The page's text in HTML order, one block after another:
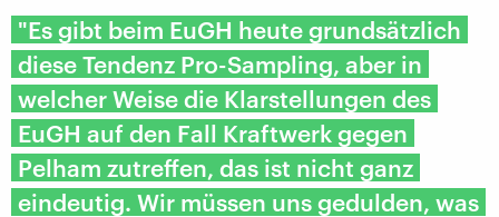
"Es gibt beim EuGH heute grundsätzlich
diese Tendenz Pro-Sampling, aber in
welcher Weise die Klarstellungen des
EuGH auf den Fall Kraftwerk gegen
Pelham zutreffen, das ist nicht ganz
eindeutig. Wir müssen uns gedulden, was